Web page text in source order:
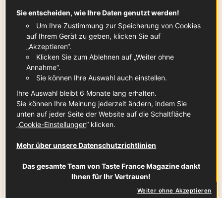
Mehl Type 405
75g
Mehl Type 812
75g
SCHOKOLADENFÜLLUNG (GANACHE)
Dunkle Blockschokolade
Sie entscheiden, wie Ihre Daten genutzt werden!
Um Ihre Zustimmung zur Speicherung von Cookies
auf Ihrem Gerät zu geben, klicken Sie auf
„Akzeptieren“.
Klicken Sie zum Ablehnen auf „Weiter ohne
Annahme“.
Sie können Ihre Auswahl auch einstellen.
Ihre Auswahl bleibt 6 Monate lang erhalten.
Sie können Ihre Meinung jederzeit ändern, indem Sie
unten auf jeder Seite der Website auf die Schaltfläche
„Cookie-Einstellungen“ klicken.
Mehr über unsere Datenschutzrichtlinien
Das gesamte Team von Taste France Magazine dankt
Ihnen für Ihr Vertrauen!
Weiter ohne Akzeptieren